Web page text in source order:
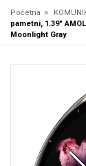
Početna »
pametni, 1.39"
Moonlight Gray